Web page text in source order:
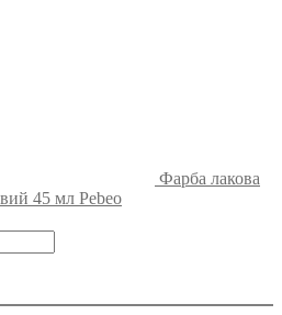
Фарба лакова
45 мл Pebeo